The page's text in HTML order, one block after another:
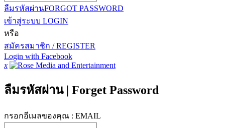
ลืมรหัสผ่านFORGOT PASSWORD
เข้าสู่ระบบ LOGIN
หรือ
สมัครสมาชิก / REGISTER
Login with Facebook
x
ลืมรหัสผ่าน | Forget Password
กรอกอีเมลของคุณ : EMAIL